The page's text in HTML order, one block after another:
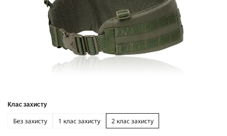
Клас захисту
Без захисту 1 клас захисту 2 клас захисту